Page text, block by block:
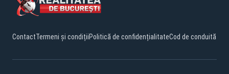
ContactTermeni și condițiiPolitică de confidențialitateCod de conduită